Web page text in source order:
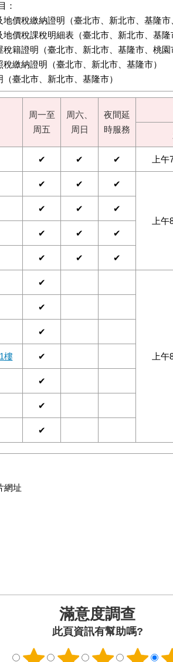
：
地價稅繳納證明（臺北市、新北市、基隆市
地價稅課稅明細表（臺北市、新北市、基隆
稅籍證明（臺北市、新北市、基隆市、桃園
稅繳納證明（臺北市、新北市、基隆市）
（臺北市、新北市、基隆市）
周一至
周五
周六、
周日
夜間延
時服務
✔ ✔ ✔ 上午
✔ ✔ ✔
上午
✔ ✔ ✔
✔ ✔ ✔
✔ ✔ ✔
✔
上午
✔
✔
樓 ✔
✔
✔
✔
網址
滿意度調查
此頁資訊有幫助嗎?